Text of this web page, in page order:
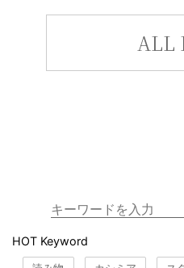
ALL
HOT Keyword